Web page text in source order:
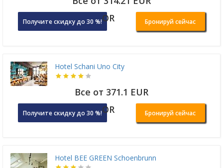
Получите скидку до 30 %!OR Бронируй сейчас
Hotel Schani Uno City
Все от 371.1 EUR
Получите скидку до 30 %!OR Бронируй сейчас
Hotel BEE GREEN Schoenbrunn